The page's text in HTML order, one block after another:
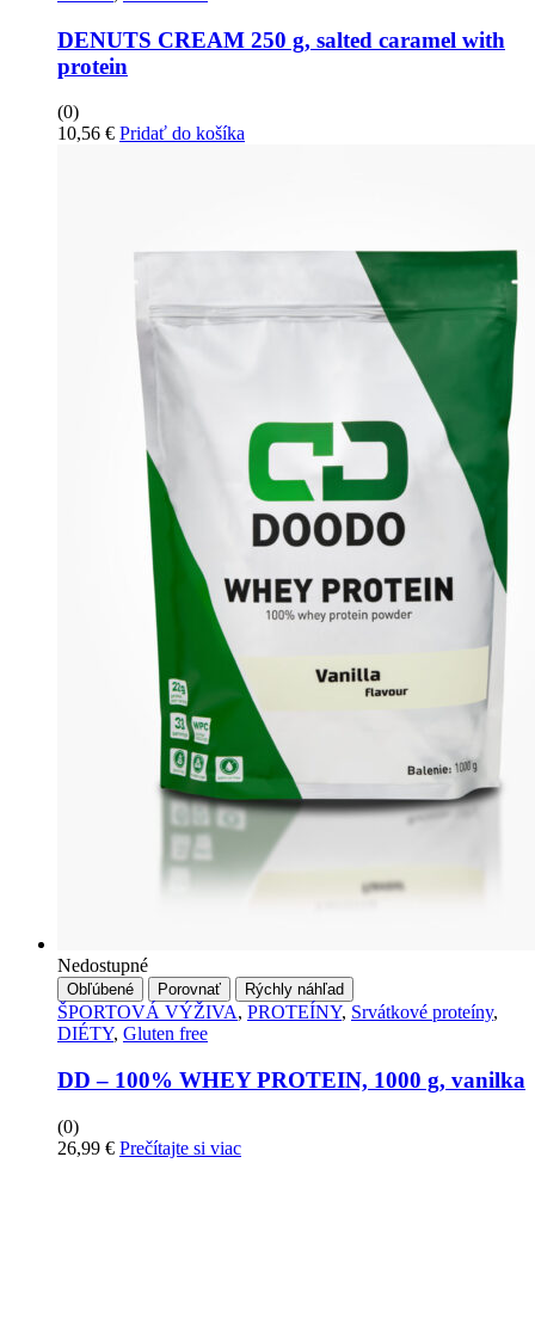
DENUTS CREAM 250 g, salted caramel with
protein
(0)
10,56 € Pridať do košíka
Nedostupné
Obľúbené Porovnať Rýchly náhľad
ŠPORTOVÁ VÝŽIVA, PROTEÍNY, Srvátkové proteíny,
DIÉTY, Gluten free
DD – 100% WHEY PROTEIN, 1000 g, vanilka
(0)
26,99 € Prečítajte si viac